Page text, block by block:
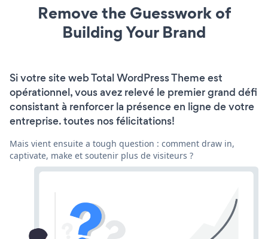
Remove the Guesswork of
Building Your Brand
Si votre site web Total WordPress Theme est
opérationnel, vous avez relevé le premier grand défi
consistant à renforcer la présence en ligne de votre
entreprise. toutes nos félicitations!
Mais vient ensuite a tough question : comment draw in,
captivate, make et soutenir plus de visiteurs ?